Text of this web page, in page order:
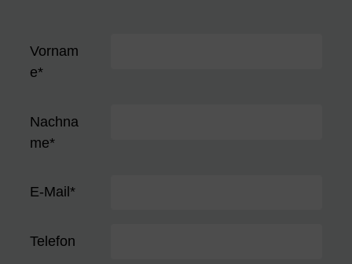
Vornam
e*
Nachna
me*
E-Mail *
Telefon